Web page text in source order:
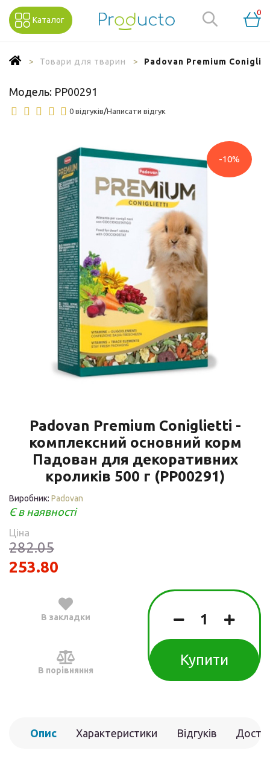
Каталог
0
Товари для тварин Padovan Premium
Модель: PP00291
0 відгуків/Написати відгук
-10%
Padovan Premium Coniglietti -
комплексний основний корм
Падован для декоративних
кроликів 500 г (PP00291)
Виробник: Padovan
Є в наявності
Ціна
282.05
253.80
В закладки
В порівняння
Купити
Опис Характеристики Відгуків